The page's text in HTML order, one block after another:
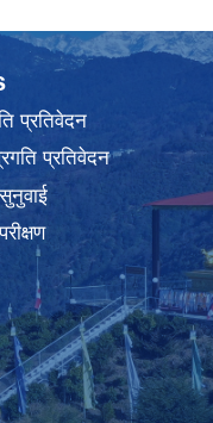
प्रतिवेदन
प्रतिवेदन